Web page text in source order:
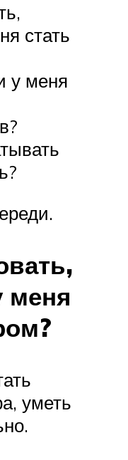
стать
у меня
меня
уметь